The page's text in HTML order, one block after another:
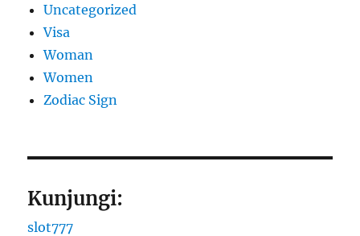
Uncategorized
Visa
Woman
Women
Zodiac Sign
Kunjungi:
slot777